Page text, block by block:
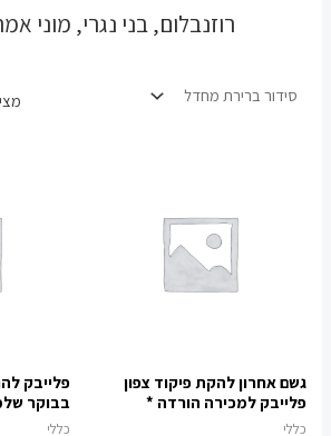
רוזנבלום, בני נגרי, מוני
מציג 1–22 מתוך
גשם אחרון להקת פיקוד צפון
פלייבק למכירה הורדה *
כללי
פלייבק
בבוקר
כללי